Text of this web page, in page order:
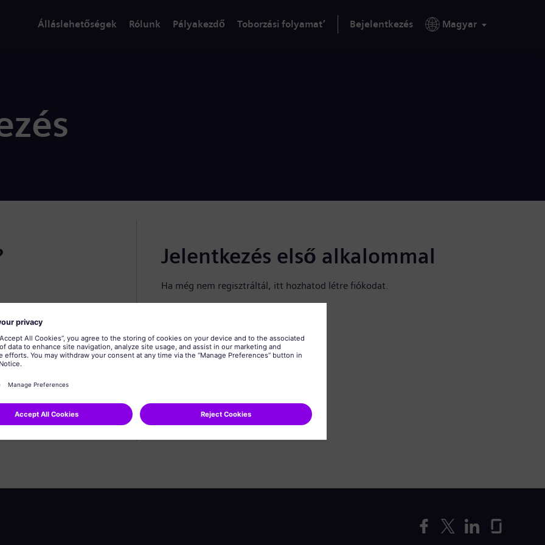
Álláslehetőségek Rólunk Pályakezdő Toborzási folyamat’ Bejelentkezés Magyar
Jelentkezés első alkalommal
Ha még nem regisztráltál, itt hozhatod létre fiókodat.